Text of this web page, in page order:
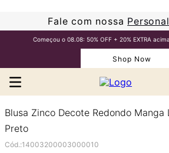
Fale com nossa
Começou o 08.08: 50% OFF + 20% EXTRA
Shop Now
Blusa Zinco Decote Redondo Manga
Preto
Cód.:14003200003000010